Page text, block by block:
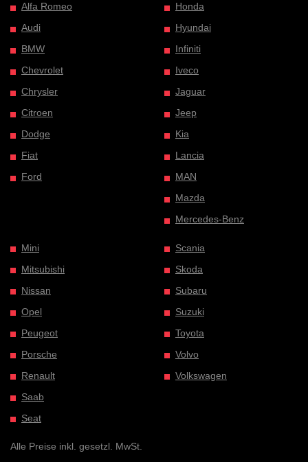
Alfa Romeo
Audi
BMW
Chevrolet
Chrysler
Citroen
Dodge
Fiat
Ford
Honda
Hyundai
Infiniti
Iveco
Jaguar
Jeep
Kia
Lancia
MAN
Mazda
Mercedes-Benz
Mini
Mitsubishi
Nissan
Opel
Peugeot
Porsche
Renault
Saab
Seat
Scania
Skoda
Subaru
Suzuki
Toyota
Volvo
Volkswagen
Alle Preise inkl. gesetzl. MwSt.